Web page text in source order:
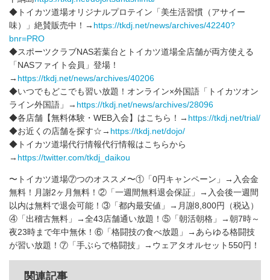
◆トイカツ道場オリジナルプロテイン「美生活習慣（アサイー
味）」絶賛販売中！→ https://tkdj.net/news/archives/42240?
bnr=PRO
◆スポーツクラブNAS若葉台とトイカツ道場全店舗が両方使える
「NASファイト会員」登場！
→ https://tkdj.net/news/archives/40206
◆いつでもどこでも習い放題！オンライン×外国語「トイカツオン
ライン外国語」→ https://tkdj.net/news/archives/28096
◆各店舗【無料体験・WEB入会】はこちら！→ https://tkdj.net/trial/
◆お近くの店舗を探す☆→ https://tkdj.net/dojo/
◆トイカツ道場代行情報代行情報はこちらから
→ https://twitter.com/tkdj_daikou
〜トイカツ道場⑦つのオススメ〜①「0円キャンペーン」→入会金
無料！月謝2ヶ月無料！②「一週間無料退会保証」→入会後一週間
以内は無料で退会可能！③「都内最安値」→月謝8,800円（税込）
④「出稽古無料」→全43店舗通い放題！⑤「朝活朝格」→朝7時～
夜23時まで年中無休！⑥「格闘技の食べ放題」→あらゆる格闘技
が習い放題！⑦「手ぶらで格闘技」→ウェアタオルセット550円！
関連記事